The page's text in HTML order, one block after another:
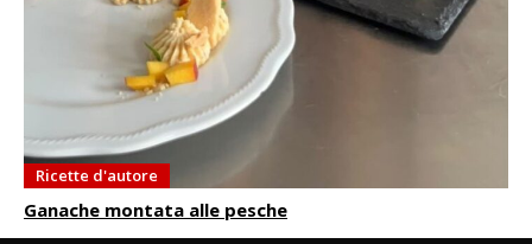
Ricette d'autore
Ganache montata alle pesche